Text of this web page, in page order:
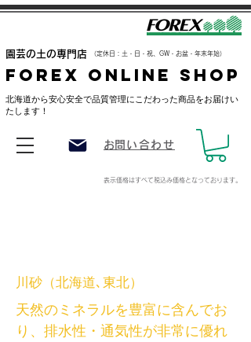
​園芸の土の専門店
FOREX ONLINE SHOP
表示価格はすべて税込み価格となっております。
（定休日：土・日・祝、GW・お盆・年末年始）
​お問い合わせ
​北海道から安心安全で品質管理にこだわった商品をお届けい
たします！
川砂（北海道､東北）
天然のミネラルを豊富に含んでお
り、排水性・通気性が非常に優れ